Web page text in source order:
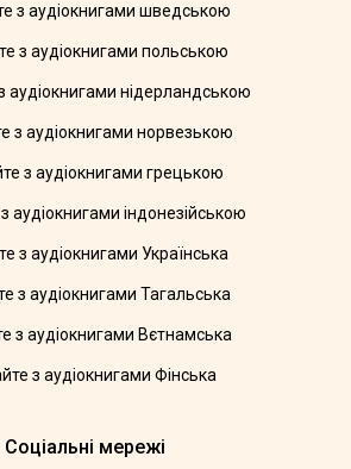
з аудіокнигами шведською
з аудіокнигами польською
аудіокнигами нідерландською
з аудіокнигами норвезькою
з аудіокнигами грецькою
аудіокнигами індонезійською
з аудіокнигами Українська
з аудіокнигами Тагальська
з аудіокнигами Вєтнамська
з аудіокнигами Фінська
Соціальні мережі